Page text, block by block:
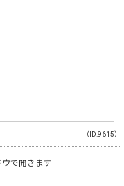
（ID:9615）
で開きます